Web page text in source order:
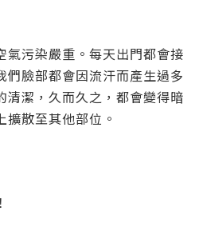
氣污染嚴重。每天出門都會接
們臉部都會因流汗而產生過多
清潔，久而久之，都會變得暗
散至其他部位。